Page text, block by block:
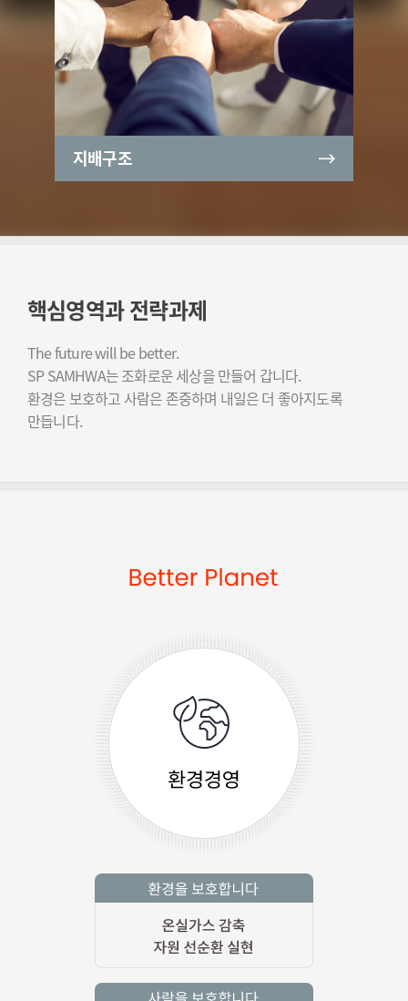
지배구조
핵심영역과 전략과제
The future will be better.
SP SAMHWA는 조화로운 세상을 만들어 갑니다.
환경은 보호하고 사람은 존중하며 내일은 더 좋아지도록
만듭니다.